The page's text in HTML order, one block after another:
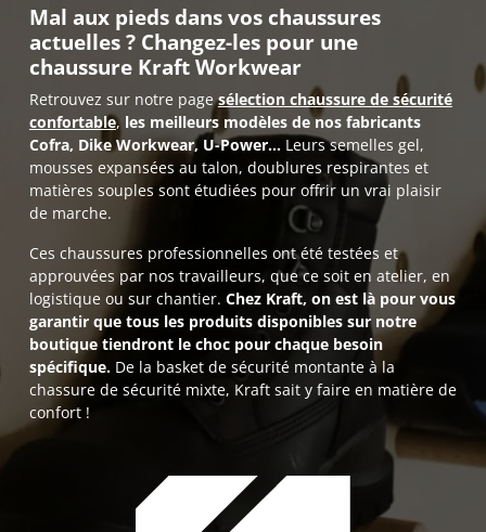
Mal aux pieds dans vos chaussures
actuelles ? Changez-les pour une
chaussure Kraft Workwear
Retrouvez sur notre pagesélection chaussure de sécurité
confortable, les meilleurs modèles de nos fabricants
Cofra, Dike Workwear, U-Power…Leurs semelles gel,
mousses expansées au talon, doublures respirantes et
matières souples sont étudiées pour offrir un vrai plaisir
de marche.
Ces chaussures professionnelles ont été testées et
approuvées par nos travailleurs, que ce soit en atelier, en
logistique ou sur chantier. Chez Kraft, on est là pour vous
garantir que tous les produits disponibles sur notre
boutique tiendront le choc pour chaque besoin
spécifique.De la basket de sécurité montante à la
chassure de sécurité mixte, Kraft sait y faire en matière de
confort !